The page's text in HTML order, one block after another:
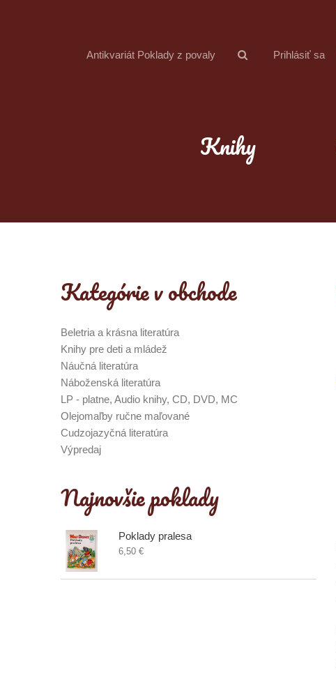
Antikvariát Poklady z povaly Prihlásiť sa
Knihy
Kategórie v obchode
Beletria a krásna literatúra
Knihy pre deti a mládež
Náučná literatúra
Náboženská literatúra
LP - platne, Audio knihy, CD, DVD, MC
Olejomaľby ručne maľované
Cudzojazyčná literatúra
Výpredaj
Najnovšie poklady
Poklady pralesa
6,50 €